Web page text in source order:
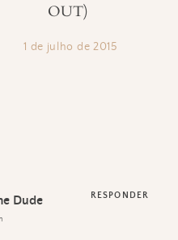
OUT)
1 de julho de 2015
Dude RESPONDER